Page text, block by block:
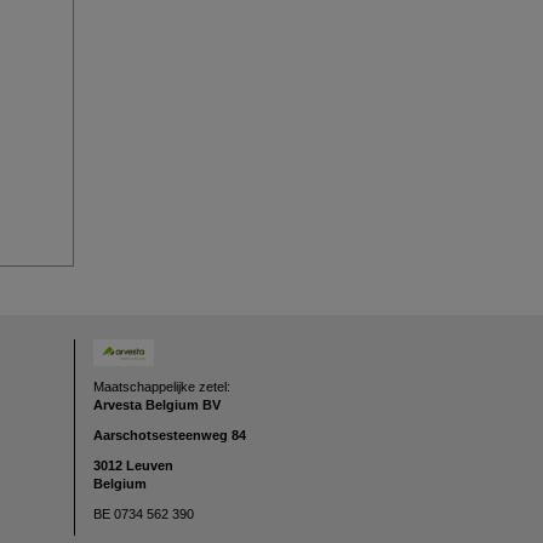
Maatschappelijke zetel:
Arvesta Belgium BV
Aarschotsesteenweg 84
3012 Leuven
Belgium
BE 0734 562 390